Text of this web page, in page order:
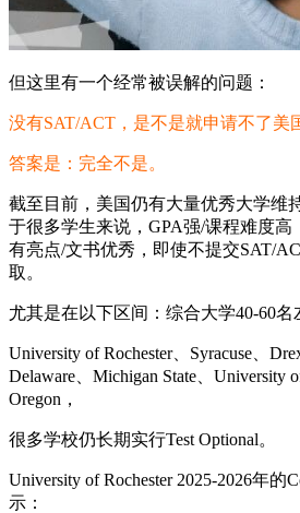
但这里有一个经常被误解的问题：
没有SAT/ACT，是不是就申请不了美
答案是：完全不是。
截至目前，美国仍有大量优秀大学维
于很多学生来说，GPA强/课程难度高
有亮点/文书优秀，即使不提交SAT/
取。
尤其是在以下区间：综合大学40-60名
University of Rochester、Syracuse、
Delaware、Michigan State、University
Oregon，
很多学校仍长期实行Test Optional。
University of Rochester 2025-2026年的
示：